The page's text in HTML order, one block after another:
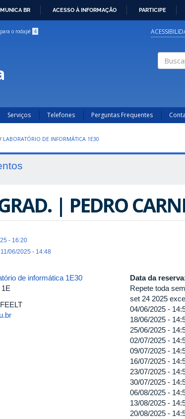
BR ACESSO À INFORMAÇÃO PARTICIPE
o rodapé 4
Serviços Telefones Perguntas Frequentes
/ LABORATÓRIO DE INFORMÁTICA 1E30
| PEDRO
- 16:20
06/2025 - 14:48
de informática 1E30
1E
Data da
Repete toda
set 24 2025
04/06/2025 -
18/06/2025 -
25/06/2025 -
02/07/2025 -
09/07/2025 -
16/07/2025 -
23/07/2025 -
30/07/2025 -
06/08/2025 -
13/08/2025 -
20/08/2025 -